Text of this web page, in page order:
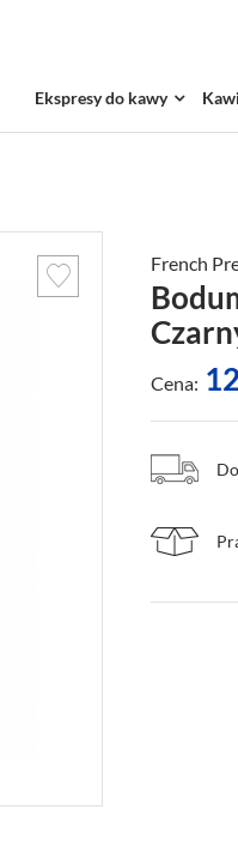
Ekspresy do kawy
French
Cena: